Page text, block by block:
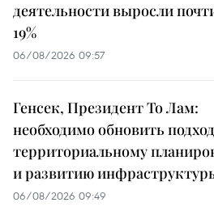
деятельности выросли
19%
06/08/2026 09:57
Генсек, Президент То Лам:
необходимо обновить
территориальному
и развитию
06/08/2026 09:49